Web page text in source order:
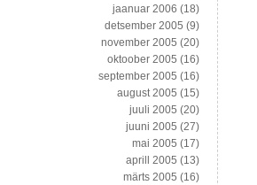
jaanuar 2006 (18)
detsember 2005 (9)
november 2005 (20)
oktoober 2005 (16)
september 2005 (16)
august 2005 (15)
juuli 2005 (20)
juuni 2005 (27)
mai 2005 (17)
aprill 2005 (13)
märts 2005 (16)